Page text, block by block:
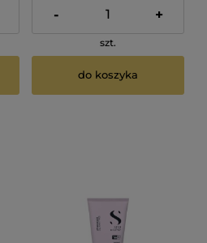
- +
szt.
do koszyka